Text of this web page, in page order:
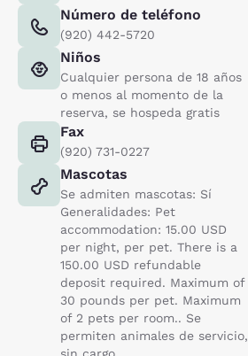
Número de teléfono
(920) 442-5720
Niños
Cualquier persona de 18 años
o menos al momento de la
reserva, se hospeda gratis
Fax
(920) 731-0227
Mascotas
Se admiten mascotas: Sí
Generalidades: Pet
accommodation: 15.00 USD
per night, per pet. There is a
150.00 USD refundable
deposit required. Maximum of
30 pounds per pet. Maximum
of 2 pets per room.. Se
permiten animales de servicio,